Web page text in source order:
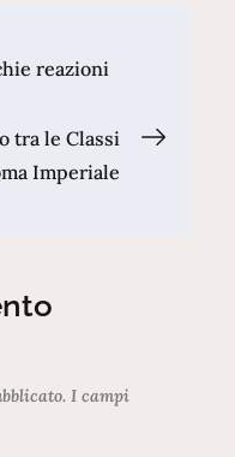
reazioni
tra le Classi
Imperiale
I campi